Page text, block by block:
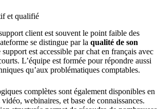
et qualifié
client est souvent le point faible des
se distingue par la qualité de son
support est accessible par chat en français avec
L’équipe est formée pour répondre aussi
qu’aux problématiques comptables.
complètes sont également disponibles en
webinaires, et base de connaissances.